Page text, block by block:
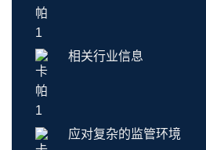
相关行业信息
应对复杂的监管环境